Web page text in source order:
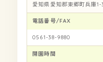
愛知県愛知郡東郷町兵庫1-
電話番号/FAX
0561-38-9880
開園時間